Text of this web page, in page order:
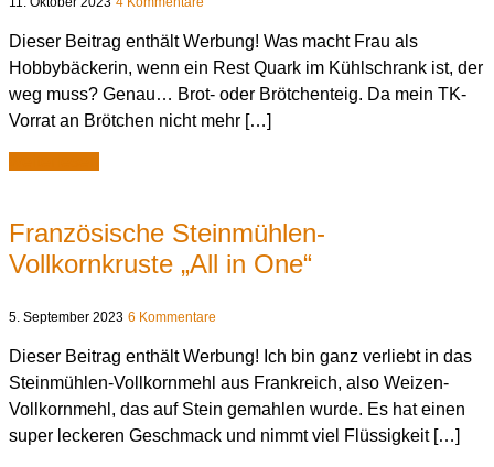
Dieser Beitrag enthält Werbung! Was macht Frau als
Hobbybäckerin, wenn ein Rest Quark im Kühlschrank ist, der
weg muss? Genau… Brot- oder Brötchenteig. Da mein TK-
Vorrat an Brötchen nicht mehr […]
Französische Steinmühlen-
Vollkornkruste „All in One“
5. September 2023 6 Kommentare
Dieser Beitrag enthält Werbung! Ich bin ganz verliebt in das
Steinmühlen-Vollkornmehl aus Frankreich, also Weizen-
Vollkornmehl, das auf Stein gemahlen wurde. Es hat einen
super leckeren Geschmack und nimmt viel Flüssigkeit […]